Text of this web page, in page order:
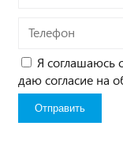
Телефон
Я соглашаюсь с
даю согласие на